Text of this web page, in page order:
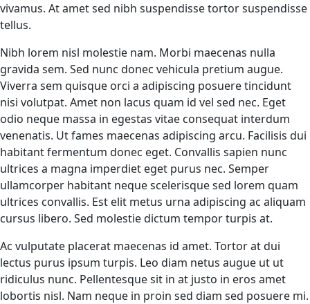
vivamus. At amet sed nibh suspendisse tortor suspendisse
tellus.
Nibh lorem nisl molestie nam. Morbi maecenas nulla
gravida sem. Sed nunc donec vehicula pretium augue.
Viverra sem quisque orci a adipiscing posuere tincidunt
nisi volutpat. Amet non lacus quam id vel sed nec. Eget
odio neque massa in egestas vitae consequat interdum
venenatis. Ut fames maecenas adipiscing arcu. Facilisis dui
habitant fermentum donec eget. Convallis sapien nunc
ultrices a magna imperdiet eget purus nec. Semper
ullamcorper habitant neque scelerisque sed lorem quam
ultrices convallis. Est elit metus urna adipiscing ac aliquam
cursus libero. Sed molestie dictum tempor turpis at.
Ac vulputate placerat maecenas id amet. Tortor at dui
lectus purus ipsum turpis. Leo diam netus augue ut ut
ridiculus nunc. Pellentesque sit in at justo in eros amet
lobortis nisl. Nam neque in proin sed diam sed posuere mi.